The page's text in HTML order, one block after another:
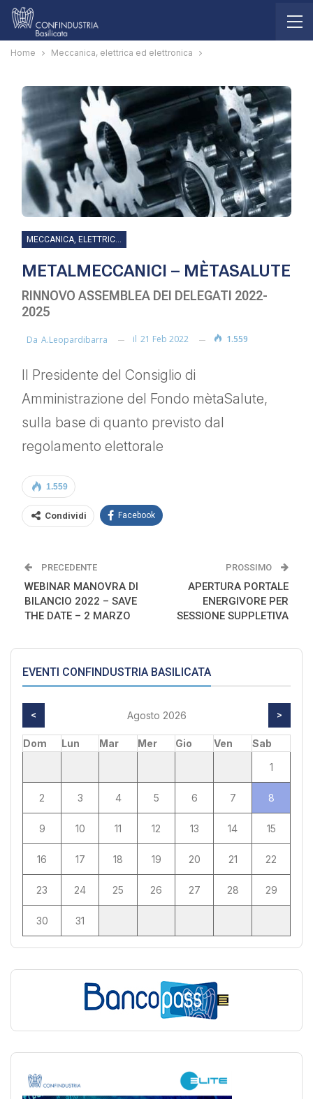
Home Meccanica, elettrica ed elettronica
MECCANICA, ELETTRICA ED ELETTRONICA
METALMECCANICI – MÈTASALUTE
RINNOVO ASSEMBLEA DEI DELEGATI 2022-
2025
Da A.leopardibarra il 21 Feb 2022 1.559
Il Presidente del Consiglio di
Amministrazione del Fondo mètaSalute,
sulla base di quanto previsto dal
regolamento elettorale
1.559
Condividi Facebook
PRECEDENTE
WEBINAR MANOVRA DI
BILANCIO 2022 – SAVE
THE DATE – 2 MARZO
PROSSIMO
APERTURA PORTALE
ENERGIVORE PER
SESSIONE SUPPLETIVA
EVENTI CONFINDUSTRIA BASILICATA
< Agosto 2026 >
Dom Lun Mar Mer Gio Ven
Sab
1
2 3 4 5 6 7 8
9 10 11 12 13 14 15
16 17 18 19 20 21 22
23 24 25 26 27 28 29
30 31